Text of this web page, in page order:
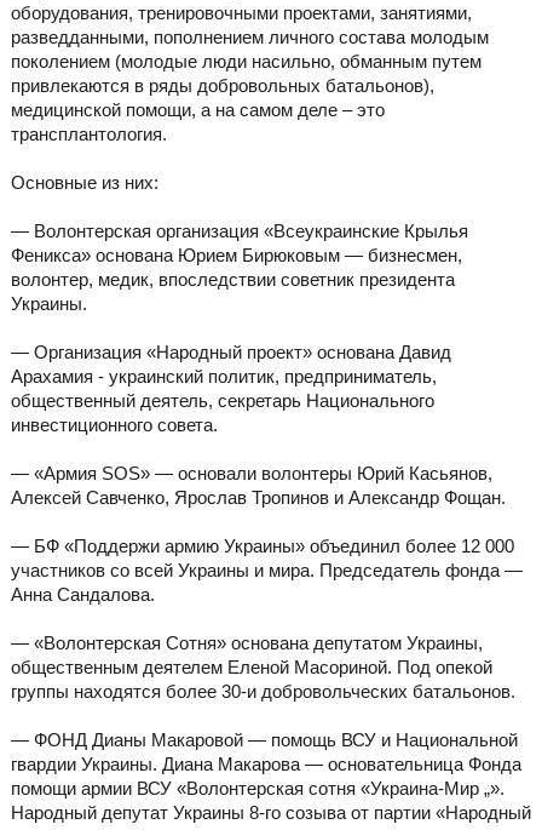
оборудования, тренировочными проектами, занятиями,
разведданными, пополнением личного состава молодым
поколением (молодые люди насильно, обманным путем
привлекаются в ряды добровольных батальонов),
медицинской помощи, а на самом деле – это
трансплантология.
Основные из них:
— Волонтерская организация «Всеукраинские Крылья
Феникса» основана Юрием Бирюковым — бизнесмен,
волонтер, медик, впоследствии советник президента
Украины.
— Организация «Народный проект» основана Давид
Арахамия - украинский политик, предприниматель,
общественный деятель, секретарь Национального
инвестиционного совета.
— «Армия SOS» — основали волонтеры Юрий Касьянов,
Алексей Савченко, Ярослав Тропинов и Александр Фощан.
— БФ «Поддержи армию Украины» объединил более 12 000
участников со всей Украины и мира. Председатель фонда —
Анна Сандалова.
— «Волонтерская Сотня» основана депутатом Украины,
общественным деятелем Еленой Масориной. Под опекой
группы находятся более 30-и добровольческих батальонов.
— ФОНД Дианы Макаровой — помощь ВСУ и Национальной
гвардии Украины. Диана Макарова — основательница Фонда
помощи армии ВСУ «Волонтерская сотня «Украина-Мир „».
Народный депутат Украины 8-го созыва от партии «Народный